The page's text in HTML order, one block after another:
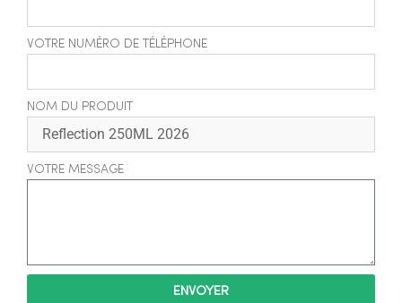
VOTRE NUMÉRO DE TÉLÉPHONE
NOM DU PRODUIT
VOTRE MESSAGE
ENVOYER